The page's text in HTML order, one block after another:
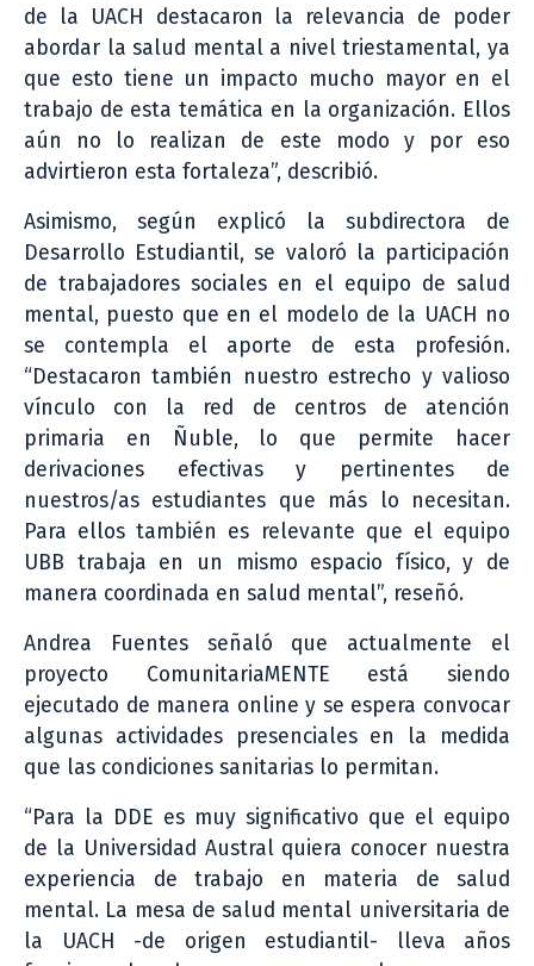
de la UACH destacaron la relevancia de poder
abordar la salud mental a nivel triestamental, ya
que esto tiene un impacto mucho mayor en el
trabajo de esta temática en la organización. Ellos
aún no lo realizan de este modo y por eso
advirtieron esta fortaleza”, describió.
Asimismo, según explicó la subdirectora de
Desarrollo Estudiantil, se valoró la participación
de trabajadores sociales en el equipo de salud
mental, puesto que en el modelo de la UACH no
se contempla el aporte de esta profesión.
“Destacaron también nuestro estrecho y valioso
vínculo con la red de centros de atención
primaria en Ñuble, lo que permite hacer
derivaciones efectivas y pertinentes de
nuestros/as estudiantes que más lo necesitan.
Para ellos también es relevante que el equipo
UBB trabaja en un mismo espacio físico, y de
manera coordinada en salud mental”, reseñó.
Andrea Fuentes señaló que actualmente el
proyecto ComunitariaMENTE está siendo
ejecutado de manera online y se espera convocar
algunas actividades presenciales en la medida
que las condiciones sanitarias lo permitan.
“Para la DDE es muy significativo que el equipo
de la Universidad Austral quiera conocer nuestra
experiencia de trabajo en materia de salud
mental. La mesa de salud mental universitaria de
la UACH -de origen estudiantil- lleva años